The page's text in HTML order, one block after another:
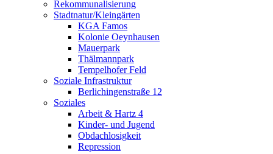
Rekommunalisierung
Stadtnatur/Kleingärten
KGA Famos
Kolonie Oeynhausen
Mauerpark
Thälmannpark
Tempelhofer Feld
Soziale Infrastruktur
Berlichingenstraße 12
Soziales
Arbeit & Hartz 4
Kinder- und Jugend
Obdachlosigkeit
Repression